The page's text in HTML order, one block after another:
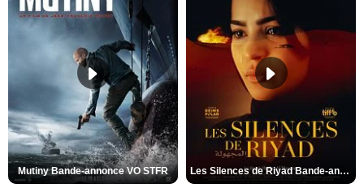
Mutiny Bande-annonce VO STFR Les Silences de Riyad Bande-annonce VO STFR